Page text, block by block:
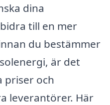
dina
till en mer
du bestämmer
är det
priser och
leverantörer. Här